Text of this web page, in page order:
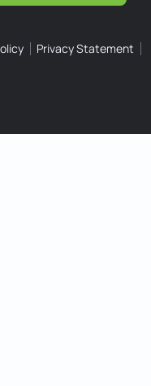
Privacy Statement